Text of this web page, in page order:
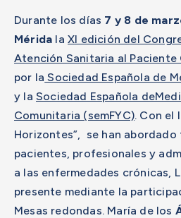
Durante los días 7 y 8 de
Mérida laXI edición del
Atención Sanitaria al Paciente
por la Sociedad Española de
y la Sociedad Española
Comunitaria (semFYC). Con el
Horizontes”, se han
pacientes, profesionales y
a las enfermedades crónicas,
presente mediante la
Mesas redondas. María de los